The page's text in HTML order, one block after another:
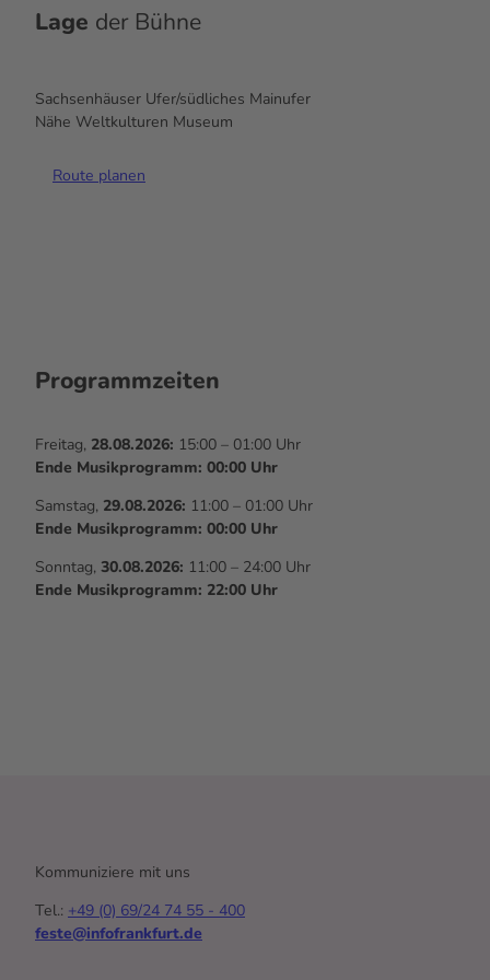
Lage der Bühne
Sachsenhäuser Ufer/südliches Mainufer
Nähe Weltkulturen Museum
Route planen
Programmzeiten
Freitag, 28.08.2026: 15:00 – 01:00 Uhr
Ende Musikprogramm: 00:00 Uhr
Samstag, 29.08.2026: 11:00 – 01:00 Uhr
Ende Musikprogramm: 00:00 Uhr
Sonntag, 30.08.2026: 11:00 – 24:00 Uhr
Ende Musikprogramm: 22:00 Uhr
Kommuniziere mit uns
Tel.: +49 (0) 69/24 74 55 - 400
feste@infofrankfurt.de